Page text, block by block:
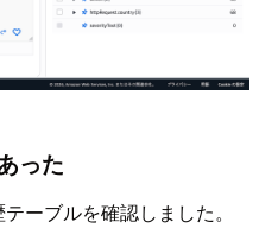
った
ーブルを確認しました。